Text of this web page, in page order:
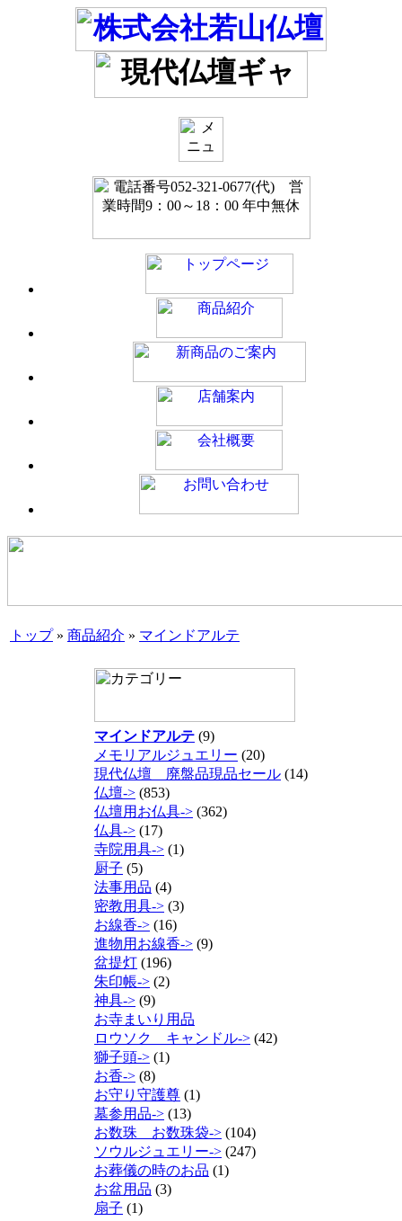
トップ» 商品紹介 » マインドアルテ
マインドアルテ (9)
メモリアルジュエリー (20)
現代仏壇 廃盤品現品セール (14)
仏壇-> (853)
仏壇用お仏具-> (362)
仏具-> (17)
寺院用具-> (1)
厨子 (5)
法事用品 (4)
密教用具-> (3)
お線香-> (16)
進物用お線香-> (9)
盆提灯 (196)
朱印帳-> (2)
神具-> (9)
お寺まいり用品
ロウソク キャンドル-> (42)
獅子頭-> (1)
お香-> (8)
お守り守護尊 (1)
墓参用品-> (13)
お数珠 お数珠袋-> (104)
ソウルジュエリー-> (247)
お葬儀の時のお品 (1)
お盆用品 (3)
扇子 (1)